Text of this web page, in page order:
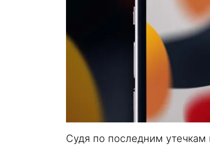
Судя по последним утечкам